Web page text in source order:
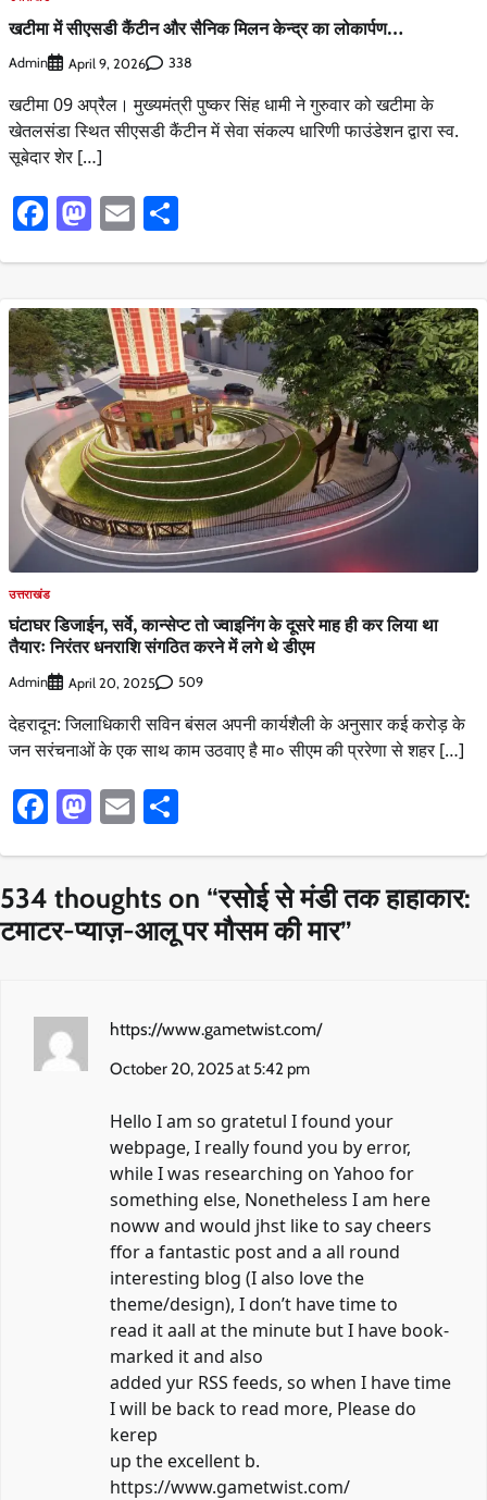
खटीमा में सीएसडी कैंटीन और सैनिक मिलन केन्द्र का लोकार्पण…
Admin April 9, 2026 338
खटीमा 09 अप्रैल। मुख्यमंत्री पुष्कर सिंह धामी ने गुरुवार को खटीमा के
खेतलसंडा स्थित सीएसडी कैंटीन में सेवा संकल्प धारिणी फाउंडेशन द्वारा स्व.
सूबेदार शेर […]
Facebook
Mastodon
Email
उत्तराखंड
घंटाघर डिजाईन, सर्वे, कान्सेप्ट तो ज्वाइनिंग के दूसरे माह ही कर लिया था
तैयारः निरंतर धनराशि संगठित करने में लगे थे डीएम
Admin April 20, 2025 509
देहरादून: जिलाधिकारी सविन बंसल अपनी कार्यशैली के अनुसार कई करोड़ के
जन सरंचनाओं के एक साथ काम उठवाए है मा० सीएम की प्ररेणा से शहर […]
Facebook
Mastodon
Email
534 thoughts on “रसोई से मंडी तक हाहाकार:
टमाटर-प्याज़-आलू पर मौसम की मार”
https://www.gametwist.com/
October 20, 2025 at 5:42 pm
Hello I am so gratetul I found your
webpage, I really found you by error,
while I was researching on Yahoo for
something else, Nonetheless I am here
noww and would jhst like to say cheers
ffor a fantastic post and a all round
interesting blog (I also love the
theme/design), I don’t have time to
read it aall at the minute but I have book-
marked it and also
added yur RSS feeds, so when I have time
I will be back to read more, Please do
kerep
up the excellent b.
https://www.gametwist.com/